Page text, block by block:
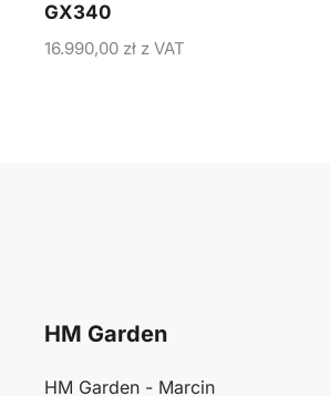
GX340
16.990,00 zł z VAT
HM Garden
HM Garden - Marcin